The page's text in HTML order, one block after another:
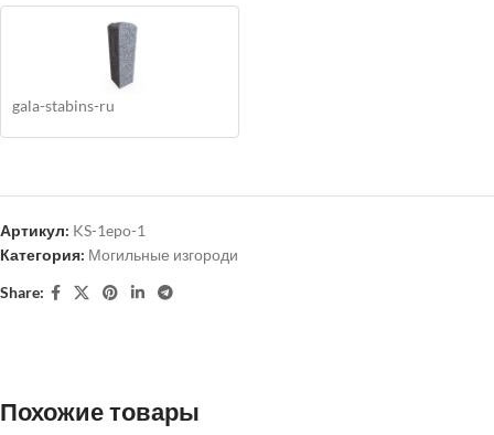
gala-stabins-ru
Артикул: KS-1epo-1
Категория: Могильные изгороди
Share:
Похожие товары